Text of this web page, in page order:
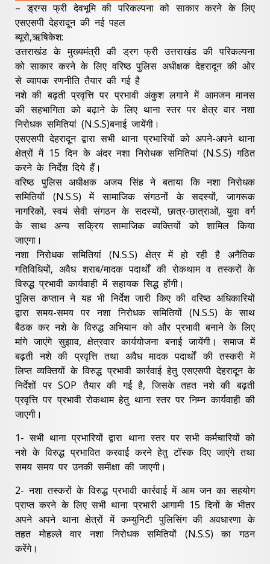
– ड्रग्स फ्री देवभूमि की परिकल्पना को साकार करने के लिए
एसएसपी देहरादून की नई पहल
ब्यूरो,ऋषिकेश:
उत्तराखंड के मुख्यमंत्री की ड्रग फ्री उत्तराखंड की परिकल्पना
को साकार करने के लिए वरिष्ठ पुलिस अधीक्षक देहरादून की ओर
से व्यापक रणनीति तैयार की गई है
नशे की बढ़ती प्रवृत्ति पर प्रभावी अंकुश लगाने में आमजन मानस
की सहभागिता को बढ़ाने के लिए थाना स्तर पर क्षेत्र वार नशा
निरोधक समितियां (N.S.S)बनाई जायेंगी।
एसएसपी देहरादून द्वारा सभी थाना प्रभारियों को अपने-अपने थाना
क्षेत्रों में 15 दिन के अंदर नशा निरोधक समितियां (N.S.S) गठित
करने के निर्देश दिये हैं।
वरिष्ठ पुलिस अधीक्षक अजय सिंह ने बताया कि नशा निरोधक
समितियों (N.S.S) में सामाजिक संगठनों के सदस्यों, जागरूक
नागरिकों, स्वयं सेवी संगठन के सदस्यों, छात्र-छात्राओं, युवा वर्ग
के साथ अन्य सक्रिय सामाजिक व्यक्तियों को शामिल किया
जाएगा।
नशा निरोधक समितियां (N.S.S) क्षेत्र में हो रही है अनैतिक
गतिविधियों, अवैध शराब/मादक पदार्थों की रोकथाम व तस्करों के
विरुद्ध प्रभावी कार्यवाही में सहायक सिद्ध होंगी।
पुलिस कप्तान ने यह भी निर्देश जारी किए की वरिष्ठ अधिकारियों
द्वारा समय-समय पर नशा निरोधक समितियों (N.S.S) के साथ
बैठक कर नशे के विरुद्ध अभियान को और प्रभावी बनाने के लिए
मांगे जाएंगे सुझाव, क्षेत्रवार कार्ययोजना बनाई जायेंगी। समाज में
बढ़ती नशे की प्रवृत्ति तथा अवैध मादक पदार्थों की तस्करी में
लिप्त व्यक्तियों के विरुद्ध प्रभावी कार्रवाई हेतु एसएसपी देहरादून के
निर्देशों पर SOP तैयार की गई है, जिसके तहत नशे की बढ़ती
प्रवृत्ति पर प्रभावी रोकथाम हेतु थाना स्तर पर निम्न कार्यवाही की
जाएगी।
1- सभी थाना प्रभारियों द्वारा थाना स्तर पर सभी कर्मचारियों को
नशे के विरुद्ध प्रभावित करवाई करने हेतु टॉस्क दिए जाएंगे तथा
समय समय पर उनकी समीक्षा की जाएगी।
2- नशा तस्करों के विरुद्ध प्रभावी कार्रवाई में आम जन का सहयोग
प्राप्त करने के लिए सभी थाना प्रभारी आगामी 15 दिनों के भीतर
अपने अपने थाना क्षेत्रों में कम्युनिटी पुलिसिंग की अवधारणा के
तहत मोहल्ले वार नशा निरोधक समितियों (N.S.S) का गठन
करेंगे।